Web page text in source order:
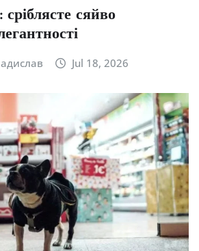
сяйво
Jul 18, 2026